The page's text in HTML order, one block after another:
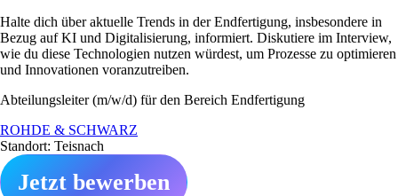
Halte dich über aktuelle Trends in der Endfertigung, insbesondere in
Bezug auf KI und Digitalisierung, informiert. Diskutiere im Interview,
wie du diese Technologien nutzen würdest, um Prozesse zu optimieren
und Innovationen voranzutreiben.
Abteilungsleiter (m/w/d) für den Bereich Endfertigung
ROHDE & SCHWARZ
Standort: Teisnach
Jetzt bewerben